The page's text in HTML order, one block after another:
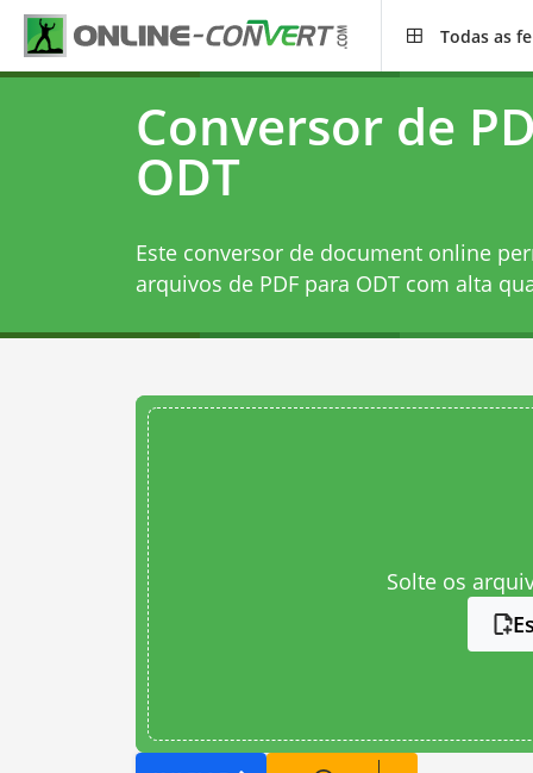
Todas as
Conversor de
ODT
Este conversor de document online
arquivos de PDF para ODT com alta
Solte os